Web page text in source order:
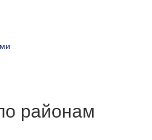
районам